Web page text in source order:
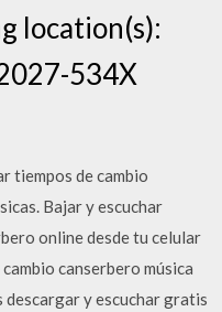
location(s):
534X
de cambio
Bajar y escuchar
online desde tu celular
canserbero música
descargar y escuchar gratis